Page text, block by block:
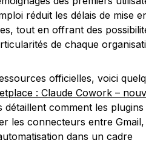
réduit les délais de mise
tout en offrant des
de chaque
officielles, voici
: Claude Cowork –
détaillent comment les plugins
les connecteurs entre
dans un cadre